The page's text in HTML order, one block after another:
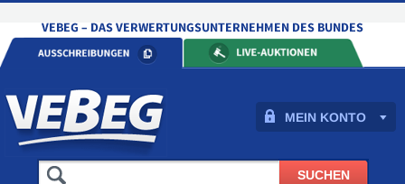
MEIN KONTO